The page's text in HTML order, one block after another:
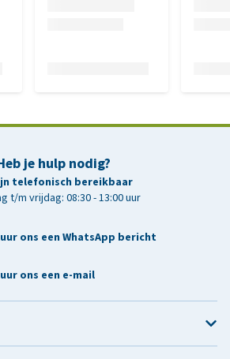
je hulp nodig?
telefonisch bereikbaar
t/m vrijdag: 08:30 - 13:00 uur
ons een WhatsApp bericht
ons een e-mail